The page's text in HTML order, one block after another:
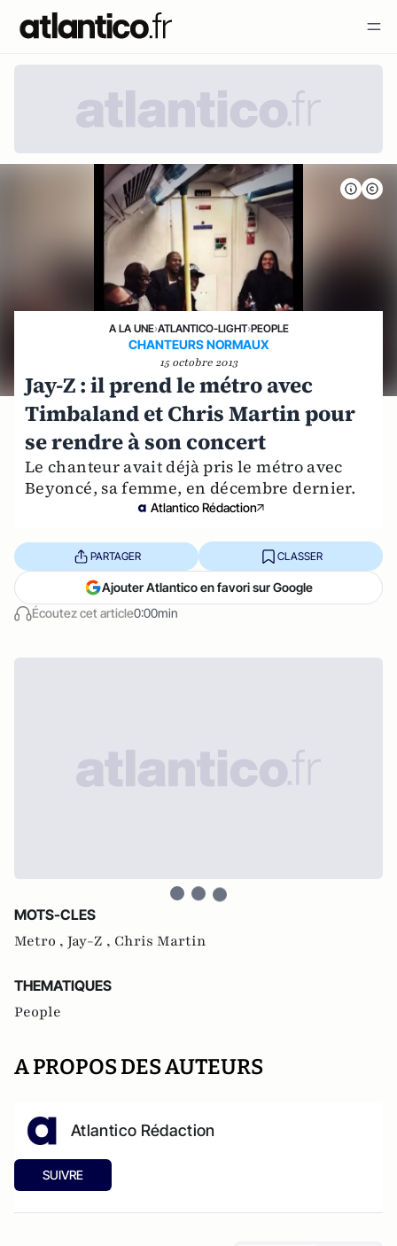
A LA UNE›ATLANTICO-LIGHT›PEOPLE
CHANTEURS NORMAUX
15 octobre 2013
Jay-Z : il prend le métro avec
Timbaland et Chris Martin pour
se rendre à son concert
Le chanteur avait déjà pris le métro avec
Beyoncé, sa femme, en décembre dernier.
Atlantico Rédaction
Écoutez cet article0:00min
PARTAGER CLASSER
Ajouter Atlantico en favori sur Google
MOTS-CLES
Metro , Jay-Z , Chris Martin
THEMATIQUES
People
A PROPOS DES AUTEURS
Atlantico Rédaction
SUIVRE